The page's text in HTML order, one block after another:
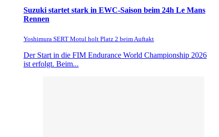
Suzuki startet stark in EWC-Saison beim 24h Le Mans
Rennen
Yoshimura SERT Motul holt Platz 2 beim Auftakt
Der Start in die FIM Endurance World Championship 2026
ist erfolgt. Beim...